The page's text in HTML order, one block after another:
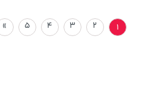
1
2
3
4
5
»